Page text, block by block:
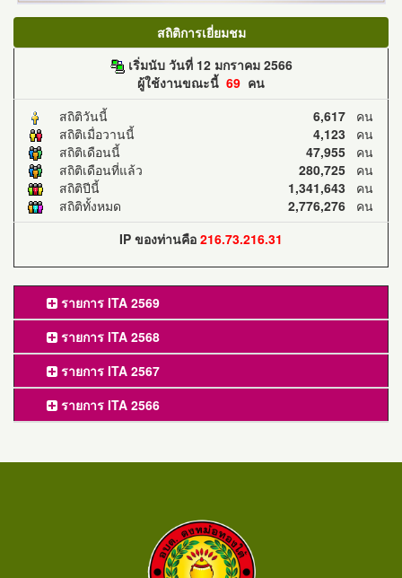
สถิติการเยี่ยมชม
เริ่มนับ วันที่ 12 มกราคม 2566
ผู้ใช้งานขณะนี้ 69 คน
สถิติวันนี้
6,617 คน
สถิติเมื่อวานนี้
4,123 คน
สถิติเดือนนี้
47,955 คน
สถิติเดือนที่แล้ว
280,725 คน
สถิติปีนี้
1,341,643 คน
สถิติทั้งหมด
2,776,276 คน
IP ของท่านคือ 216.73.216.31
รายการ ITA 2569
รายการ ITA 2568
รายการ ITA 2567
รายการ ITA 2566